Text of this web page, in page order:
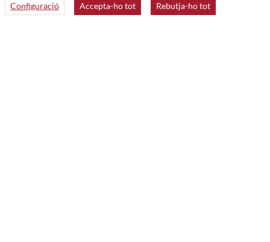
Configuració Accepta-ho tot Rebutja-ho tot